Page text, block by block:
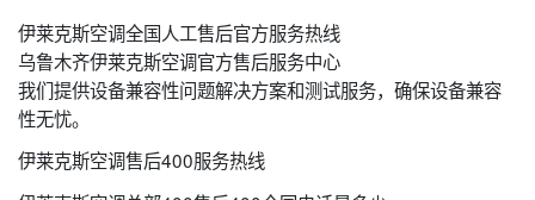
伊莱克斯空调全国人工售后官方服务热线
乌鲁木齐伊莱克斯空调官方售后服务中心
我们提供设备兼容性问题解决方案和测试服务，确保设备兼容
性无忧。
伊莱克斯空调售后400服务热线